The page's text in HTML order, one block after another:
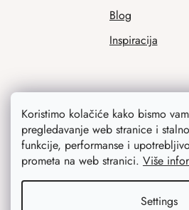
Koristimo kolačiće kako bismo
pregledavanje web stranice i
funkcije, performanse i
prometa na web stranici. Više
Settings
Blog
Inspiracija
Ono što vas